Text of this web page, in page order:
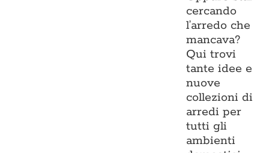
cercando
l’arredo che
mancava?
Qui trovi
tante idee e
nuove
collezioni di
arredi per
tutti gli
ambienti